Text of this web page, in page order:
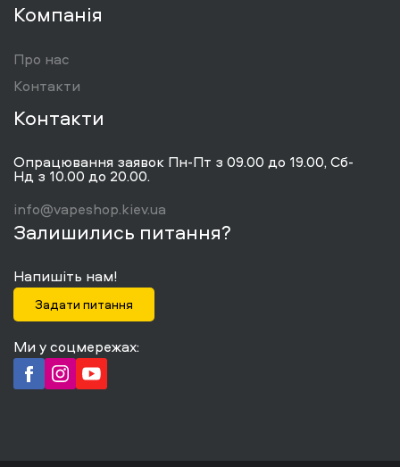
Компанія
Про нас
Контакти
Контакти
Опрацювання заявок Пн-Пт з 09.00 до 19.00, Сб-
Нд з 10.00 до 20.00.
info@vapeshop.kiev.ua
Залишились питання?
Напишіть нам!
Задати питання
Ми у соцмережах: